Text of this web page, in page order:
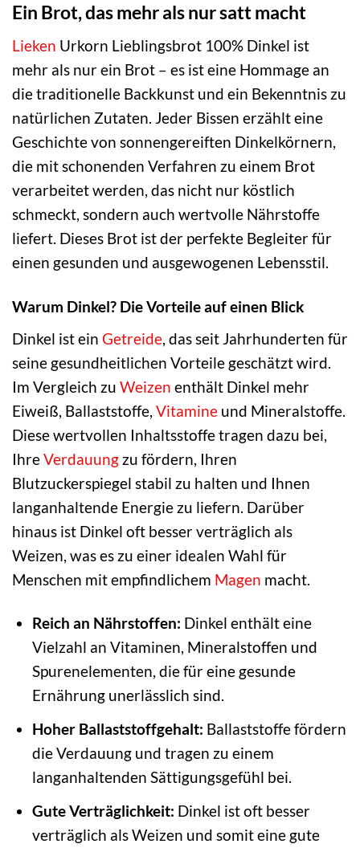
Ein Brot, das mehr als nur satt macht
Lieken Urkorn Lieblingsbrot 100% Dinkel ist
mehr als nur ein Brot – es ist eine Hommage an
die traditionelle Backkunst und ein Bekenntnis zu
natürlichen Zutaten. Jeder Bissen erzählt eine
Geschichte von sonnengereiften Dinkelkörnern,
die mit schonenden Verfahren zu einem Brot
verarbeitet werden, das nicht nur köstlich
schmeckt, sondern auch wertvolle Nährstoffe
liefert. Dieses Brot ist der perfekte Begleiter für
einen gesunden und ausgewogenen Lebensstil.
Warum Dinkel? Die Vorteile auf einen Blick
Dinkel ist ein Getreide , das seit Jahrhunderten für
seine gesundheitlichen Vorteile geschätzt wird.
Im Vergleich zu Weizen enthält Dinkel mehr
Eiweiß, Ballaststoffe, Vitamine und Mineralstoffe.
Diese wertvollen Inhaltsstoffe tragen dazu bei,
IhreVerdauung zu fördern, Ihren
Blutzuckerspiegel stabil zu halten und Ihnen
langanhaltende Energie zu liefern. Darüber
hinaus ist Dinkel oft besser verträglich als
Weizen, was es zu einer idealen Wahl für
Menschen mit empfindlichem Magen macht.
Reich an Nährstoffen: Dinkel enthält eine
Vielzahl an Vitaminen, Mineralstoffen und
Spurenelementen, die für eine gesunde
Ernährung unerlässlich sind.
Hoher Ballaststoffgehalt: Ballaststoffe fördern
die Verdauung und tragen zu einem
langanhaltenden Sättigungsgefühl bei.
Gute Verträglichkeit: Dinkel ist oft besser
verträglich als Weizen und somit eine gute